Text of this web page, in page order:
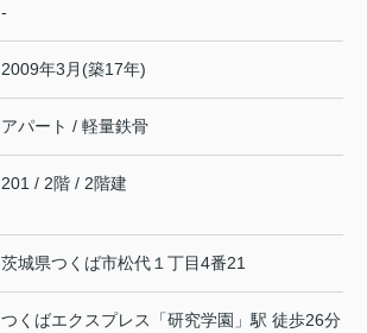
-
2009年3月(築17年)
アパート / 軽量鉄骨
201 / 2階 / 2階建
茨城県つくば市松代 １丁目4番21
つくばエクスプレス 「研究学園 」駅 徒歩26分